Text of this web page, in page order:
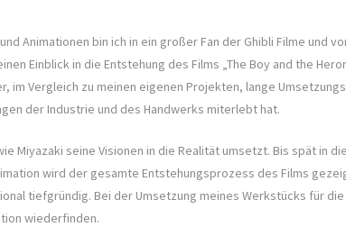
Animationen bin ich in ein großer Fan der Ghibli Filme und
Einblick in die Entstehung des Films „The Boy and the
im Vergleich zu meinen eigenen Projekten, lange
der Industrie und des Handwerks miterlebt hat.
Miyazaki seine Visionen in die Realität umsetzt. Bis spät
wird der gesamte Entstehungsprozess des Films
tiefgründig. Bei der Umsetzung meines Werkstücks für
wiederfinden.